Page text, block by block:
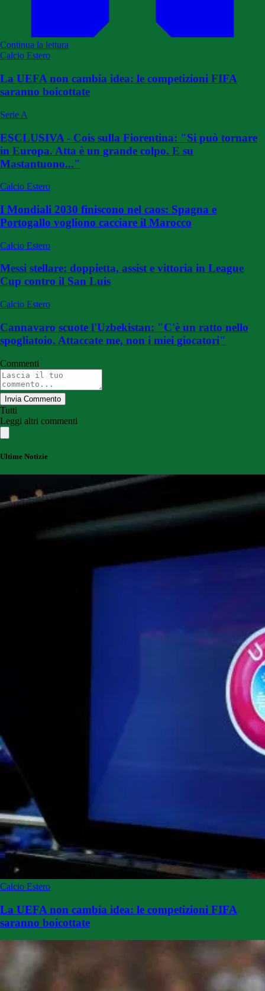
Continua la lettura
Calcio Estero
La UEFA non cambia idea: le competizioni FIFA
saranno boicottate
Serie A
ESCLUSIVA - Cois sulla Fiorentina: "Si può tornare
in Europa. Atta è un grande colpo. E su
Mastantuono..."
Calcio Estero
I Mondiali 2030 finiscono nel caos: Spagna e
Portogallo vogliono cacciare il Marocco
Calcio Estero
Messi stellare: doppietta, assist e vittoria in League
Cup contro il San Luis
Calcio Estero
Cannavaro scuote l'Uzbekistan: "C'è un ratto nello
spogliatoio. Attaccate me, non i miei giocatori"
Commenti
Invia Commento
Tutti
Leggi altri commenti
Ultime Notizie
Calcio Estero
La UEFA non cambia idea: le competizioni FIFA
saranno boicottate